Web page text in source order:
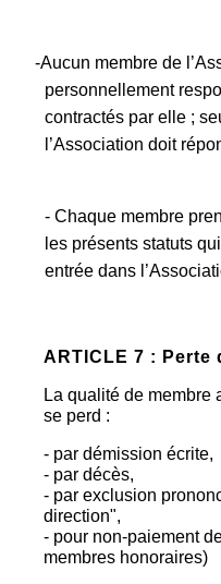
-Aucun membre de
personnellement
contractés par elle ;
l’Association doit
- Chaque membre
les présents statuts
entrée dans
ARTICLE 7 : Perte
La qualité de membre
se perd :
- par démission écrite,
- par décès,
- par exclusion
direction",
- pour non-paiement
membres honoraires)